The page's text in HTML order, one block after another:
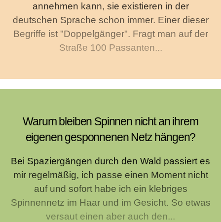
annehmen kann, sie existieren in der
deutschen Sprache schon immer. Einer dieser
Begriffe ist "Doppelgänger". Fragt man auf der
Straße 100 Passanten...
Warum bleiben Spinnen nicht an ihrem
eigenen gesponnenen Netz hängen?
Bei Spaziergängen durch den Wald passiert es
mir regelmäßig, ich passe einen Moment nicht
auf und sofort habe ich ein klebriges
Spinnennetz im Haar und im Gesicht. So etwas
versaut einen aber auch den...